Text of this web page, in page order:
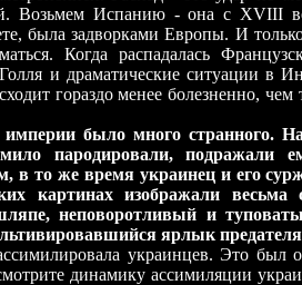
Возьмем Испанию - она с XVIII
была задворками Европы. И
Когда распадалась
и драматические ситуации в
гораздо менее болезненно,
было много странного.
пародировали, подражали
в то же время украинец и его
картинах изображали
неповоротливый и
ярлык
украинцев. Это был
динамику ассимиляции